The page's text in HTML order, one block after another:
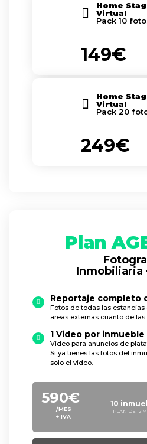
Home
Virtual
Pack 10
149€
Home
Virtual
Pack 20
249€
Plan
Inmobiliaria
Reportaje completo
Fotos de todas las
areas externas cuanto de las
1 Video por inmueble
Video para anuncios de
Si ya tienes las fotos del
solo el video.
590€
/MES
+ IVA
10
PLAN DE 12